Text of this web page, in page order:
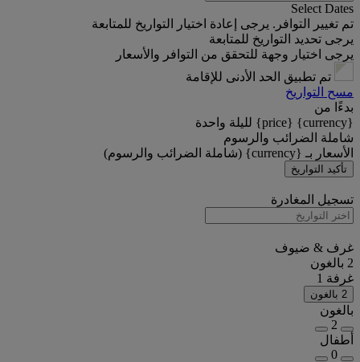
Select Dates
تم تغيير التوافر. يرجى إعادة اختيار التواريخ للمتابعة
يرجى تحديد التواريخ للمتابعة
يرجى اختيار وجهة للتحقق من التوافر والأسعار
تم تطبيق الحد الأدنى للإقامة
مسح التواريخ
بدءًا من
{currency} {price} لليلة واحدة
شاملة الضرائب والرسوم
الأسعار بـ {currency} (شاملة الضرائب والرسوم)
تأكيد التواريخ
تسجيل المغادرة
غرف & ضيوف
2 بالغون
غرفة 1
2 بالغون
بالغون
2
أطفال
0